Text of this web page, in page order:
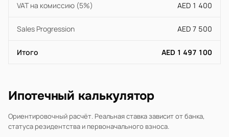
VAT на комиссию (5%) AED 1 400
Sales Progression AED 7 500
Итого AED 1 497 100
Ипотечный калькулятор
Ориентировочный расчёт. Реальная ставка зависит от банка,
статуса резидентства и первоначального взноса.